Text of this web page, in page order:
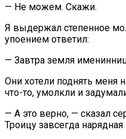
— Не можем. Скажи.
Я выдержал степенное
упоением ответил:
— Завтра земля
Они хотели поднять меня
что-то, умолкли и
— А это верно, — сказал
Троицу завсегда